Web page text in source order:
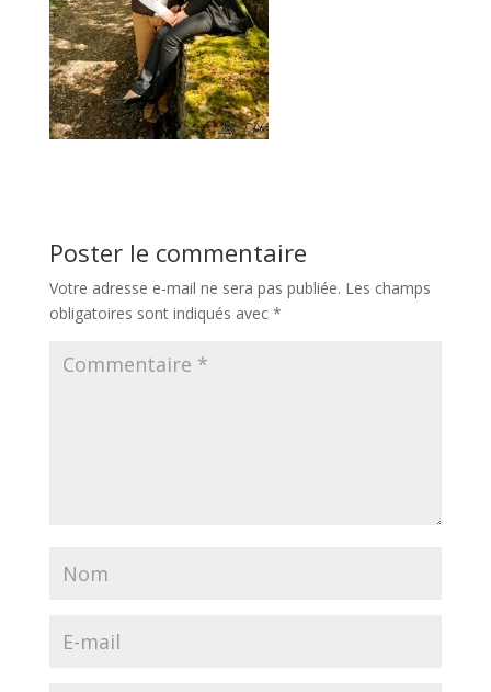
Poster le commentaire
Votre adresse e-mail ne sera pas publiée. Les champs
obligatoires sont indiqués avec *